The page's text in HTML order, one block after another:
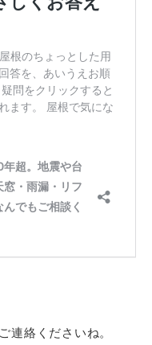
連絡くださいね。